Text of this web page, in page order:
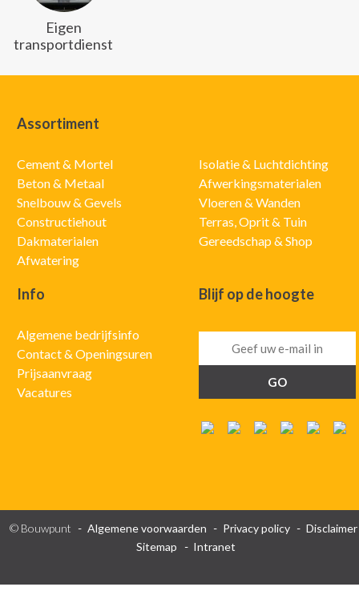
Eigen
transportdienst
Assortiment
Cement & Mortel
Beton & Metaal
Snelbouw & Gevels
Constructiehout
Dakmaterialen
Afwatering
Isolatie & Luchtdichting
Afwerkingsmaterialen
Vloeren & Wanden
Terras, Oprit & Tuin
Gereedschap & Shop
Info
Algemene bedrijfsinfo
Contact & Openingsuren
Prijsaanvraag
Vacatures
Blijf op de hoogte
© Bouwpunt Algemene voorwaarden Privacy policy
Disclaimer
Sitemap
Intranet